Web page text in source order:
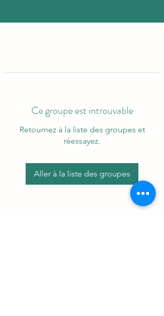
Ce groupe est introuvable
Retournez à la liste des groupes et
réessayez.
Aller à la liste des groupes